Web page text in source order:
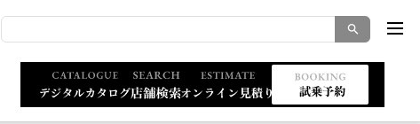
検索キーワード入力